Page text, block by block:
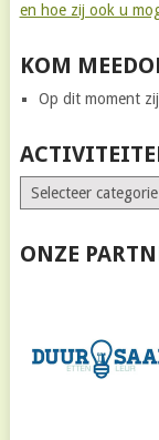
en hoe zij ook u
KOM
Op dit moment
ONZE